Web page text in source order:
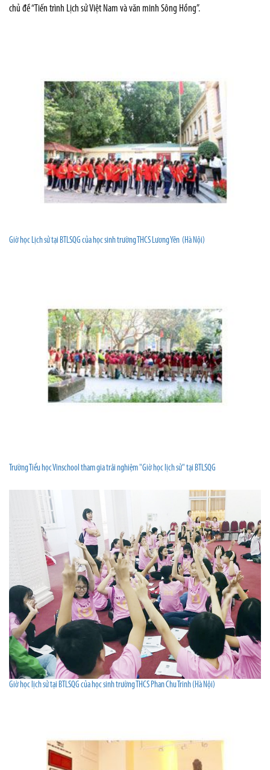
chủ đề “Tiến trình Lịch sử Việt Nam và văn minh Sông Hồng”.
Giờ học Lịch sử tại BTLSQG của học sinh trường THCS Lương Yên (Hà Nội)
Trường Tiểu học Vinschool tham gia trải nghiệm "Giờ học lịch sử" tại BTLSQG
Giờ học lịch sử tại BTLSQG của học sinh trường THCS Phan Chu Trinh (Hà Nội)